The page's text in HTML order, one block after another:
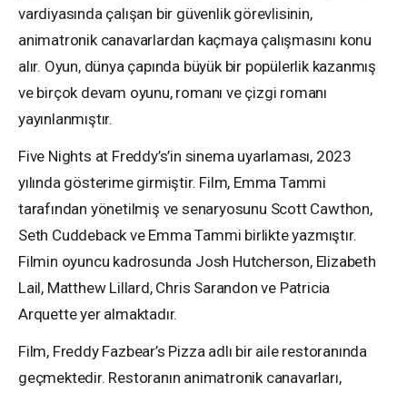
vardiyasında çalışan bir güvenlik görevlisinin,
animatronik canavarlardan kaçmaya çalışmasını konu
alır. Oyun, dünya çapında büyük bir popülerlik kazanmış
ve birçok devam oyunu, romanı ve çizgi romanı
yayınlanmıştır.
Five Nights at Freddy’s’in sinema uyarlaması, 2023
yılında gösterime girmiştir. Film, Emma Tammi
tarafından yönetilmiş ve senaryosunu Scott Cawthon,
Seth Cuddeback ve Emma Tammi birlikte yazmıştır.
Filmin oyuncu kadrosunda Josh Hutcherson, Elizabeth
Lail, Matthew Lillard, Chris Sarandon ve Patricia
Arquette yer almaktadır.
Film, Freddy Fazbear’s Pizza adlı bir aile restoranında
geçmektedir. Restoranın animatronik canavarları,